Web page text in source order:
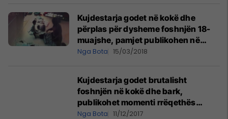
Kujdestarja godet në kokë dhe
përplas për dysheme foshnjën 18-
muajshe, pamjet publikohen në
internet (Video, +18)
Nga Bota 15/03/2018
Kujdestarja godet brutalisht
foshnjën në kokë dhe bark,
publikohet momenti rrëqethës
(Video, +18)
Nga Bota 11/12/2017